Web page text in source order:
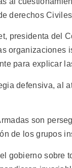
derechos
presidenta del
organizaciones
para explicar
defensiva, al
son
de los grupos
gobierno sobre